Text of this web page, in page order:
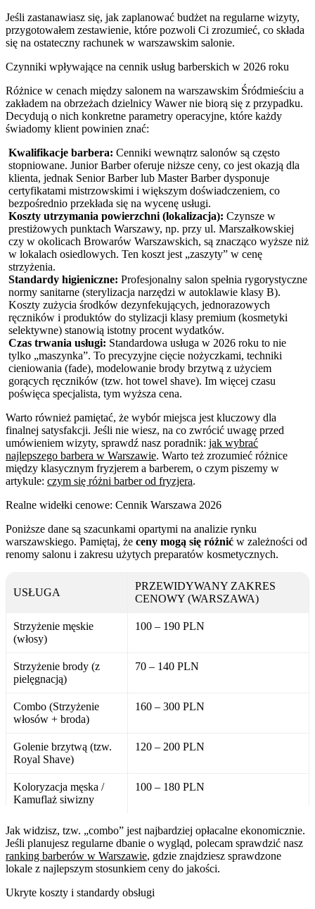
Jeśli zastanawiasz się, jak zaplanować budżet na regularne wizyty,
przygotowałem zestawienie, które pozwoli Ci zrozumieć, co składa
się na ostateczny rachunek w warszawskim salonie.
Czynniki wpływające na cennik usług barberskich w 2026 roku
Różnice w cenach między salonem na warszawskim Śródmieściu a
zakładem na obrzeżach dzielnicy Wawer nie biorą się z przypadku.
Decydują o nich konkretne parametry operacyjne, które każdy
świadomy klient powinien znać:
Kwalifikacje barbera: Cenniki wewnątrz salonów są często
stopniowane. Junior Barber oferuje niższe ceny, co jest okazją dla
klienta, jednak Senior Barber lub Master Barber dysponuje
certyfikatami mistrzowskimi i większym doświadczeniem, co
bezpośrednio przekłada się na wycenę usługi.
Koszty utrzymania powierzchni (lokalizacja): Czynsze w
prestiżowych punktach Warszawy, np. przy ul. Marszałkowskiej
czy w okolicach Browarów Warszawskich, są znacząco wyższe niż
w lokalach osiedlowych. Ten koszt jest „zaszyty” w cenę
strzyżenia.
Standardy higieniczne: Profesjonalny salon spełnia rygorystyczne
normy sanitarne (sterylizacja narzędzi w autoklawie klasy B).
Koszty zużycia środków dezynfekujących, jednorazowych
ręczników i produktów do stylizacji klasy premium (kosmetyki
selektywne) stanowią istotny procent wydatków.
Czas trwania usługi: Standardowa usługa w 2026 roku to nie
tylko „maszynka”. To precyzyjne cięcie nożyczkami, techniki
cieniowania (fade), modelowanie brody brzytwą z użyciem
gorących ręczników (tzw. hot towel shave). Im więcej czasu
poświęca specjalista, tym wyższa cena.
Warto również pamiętać, że wybór miejsca jest kluczowy dla
finalnej satysfakcji. Jeśli nie wiesz, na co zwrócić uwagę przed
umówieniem wizyty, sprawdź nasz poradnik: jak wybrać
najlepszego barbera w Warszawie. Warto też zrozumieć różnice
między klasycznym fryzjerem a barberem, o czym piszemy w
artykule: czym się różni barber od fryzjera.
Realne widełki cenowe: Cennik Warszawa 2026
Poniższe dane są szacunkami opartymi na analizie rynku
warszawskiego. Pamiętaj, że ceny mogą się różnić w zależności od
renomy salonu i zakresu użytych preparatów kosmetycznych.
USŁUGA
PRZEWIDYWANY ZAKRES
CENOWY (WARSZAWA)
Strzyżenie męskie
(włosy)
100 – 190 PLN
Strzyżenie brody (z
pielęgnacją)
70 – 140 PLN
Combo (Strzyżenie
włosów + broda)
160 – 300 PLN
Golenie brzytwą (tzw.
Royal Shave)
120 – 200 PLN
Koloryzacja męska /
Kamuflaż siwizny
100 – 180 PLN
Jak widzisz, tzw. „combo” jest najbardziej opłacalne ekonomicznie.
Jeśli planujesz regularne dbanie o wygląd, polecam sprawdzić nasz
ranking barberów w Warszawie, gdzie znajdziesz sprawdzone
lokale z najlepszym stosunkiem ceny do jakości.
Ukryte koszty i standardy obsługi